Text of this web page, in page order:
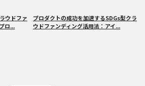
ウドファ
ロ...
プロダクトの成功を加速するSDGs型クラ
ウドファンディング活用法：アイ...